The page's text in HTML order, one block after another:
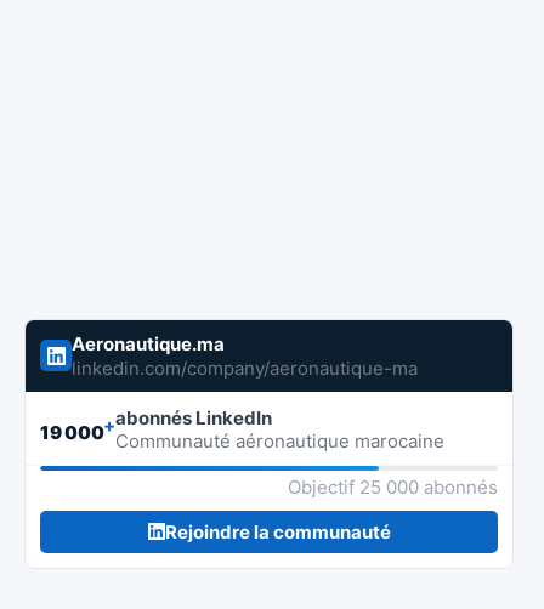
Aeronautique.ma
linkedin.com/company/aeronautique-ma
19 000+abonnés LinkedIn
Communauté aéronautique marocaine
Objectif 25 000 abonnés
Rejoindre la communauté